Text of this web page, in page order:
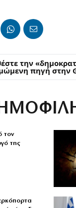
την
πηγή στην
τον
της